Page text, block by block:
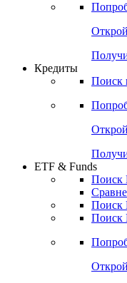
Кредиты
Поиск
ETF & Funds
Поиск
Поиск